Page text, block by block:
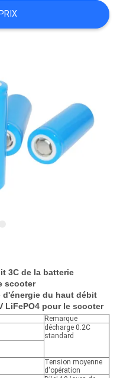
3C de la batterie
scooter
d'énergie du haut débit
LiFePO4 pour le scooter
Remarque
décharge 0.2C
standard
Tension moyenne
d'opération